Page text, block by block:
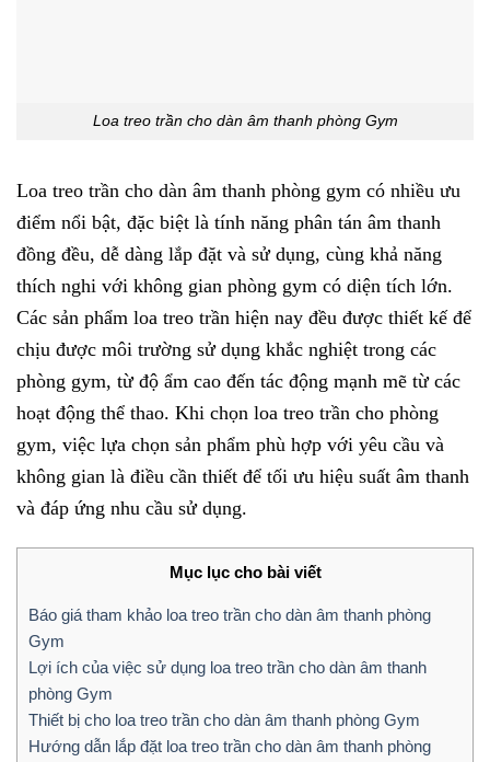
Loa treo trần cho dàn âm thanh phòng Gym
Loa treo trần cho dàn âm thanh phòng gym có nhiều ưu
điểm nổi bật, đặc biệt là tính năng phân tán âm thanh
đồng đều, dễ dàng lắp đặt và sử dụng, cùng khả năng
thích nghi với không gian phòng gym có diện tích lớn.
Các sản phẩm loa treo trần hiện nay đều được thiết kế để
chịu được môi trường sử dụng khắc nghiệt trong các
phòng gym, từ độ ẩm cao đến tác động mạnh mẽ từ các
hoạt động thể thao. Khi chọn loa treo trần cho phòng
gym, việc lựa chọn sản phẩm phù hợp với yêu cầu và
không gian là điều cần thiết để tối ưu hiệu suất âm thanh
và đáp ứng nhu cầu sử dụng.
Mục lục cho bài viết
Báo giá tham khảo loa treo trần cho dàn âm thanh phòng
Gym
Lợi ích của việc sử dụng loa treo trần cho dàn âm thanh
phòng Gym
Thiết bị cho loa treo trần cho dàn âm thanh phòng Gym
Hướng dẫn lắp đặt loa treo trần cho dàn âm thanh phòng